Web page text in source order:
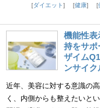
ダイエット
健康
機能性表
持をサポ
ザイム
ンサイ
近年、美容に対する意識の
く、内側からも整えたいと